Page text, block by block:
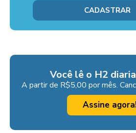
Você lê o H2
A partir de R$5,00 por mês.
Assine